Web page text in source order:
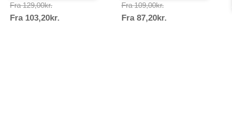
Fra 129,00kr.Prisinterval:
129,00kr.
Fra 103,20kr.
Fra 109,00kr.Prisinterval:
109,00kr.
Fra 87,20kr.Prisinterval: